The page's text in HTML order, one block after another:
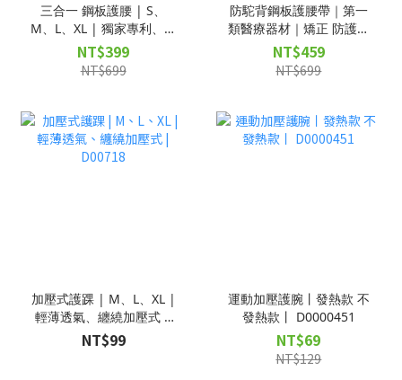
三合一 鋼板護腰 | S、
M、L、XL | 獨家專利、支
撐腰部、緩解疼痛 |
D00698
NT$399
NT$699
防駝背鋼板護腰帶｜第一
類醫療器材｜矯正 防護｜
D00710
NT$459
NT$699
加壓式護踝 | M、L、XL |
輕薄透氣、纏繞加壓式 |
D00718
NT$99
運動加壓護腕丨發熱款 不
發熱款丨 D0000451
NT$69
NT$129